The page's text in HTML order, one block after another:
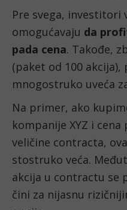
Pre svega,
omogućavaju da
pada cena. Takođe,
(paket od 100
mnogostruko uveća
Na primer, ako
kompanije XYZ i cena
veličine contracta,
stostruko veća.
akcija u contractu se
čini za nijasnu